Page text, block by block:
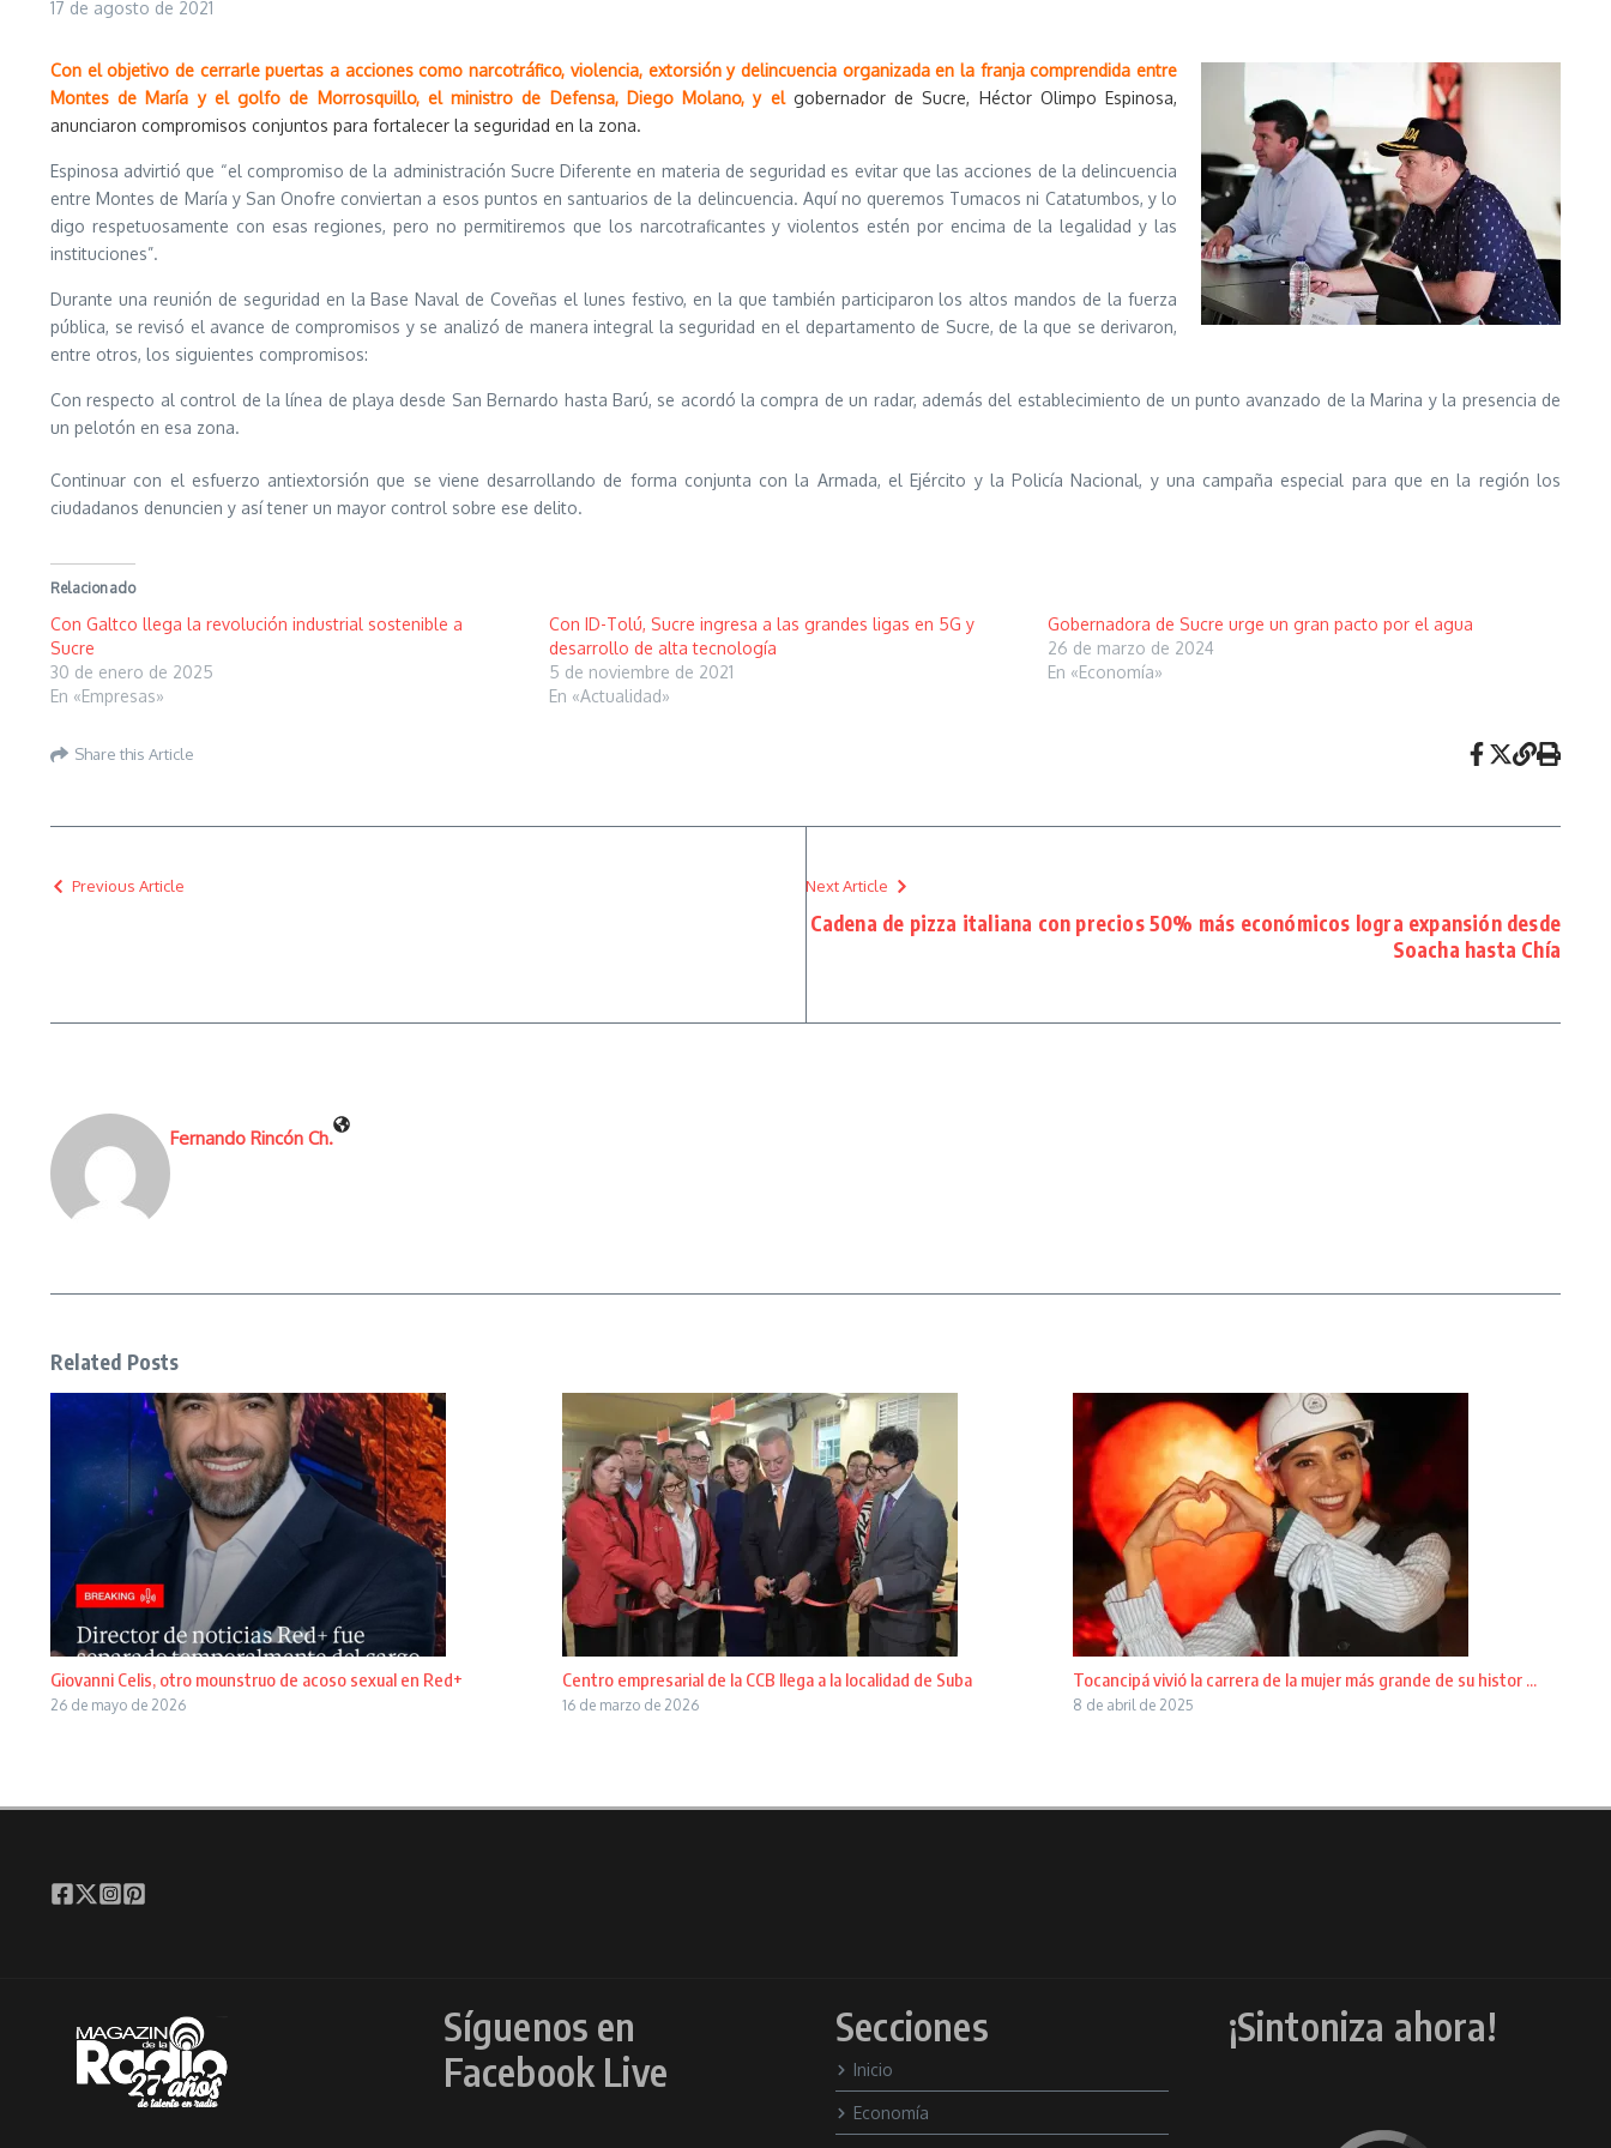
17 de agosto de 2021
Con el objetivo de cerrarle puertas a acciones como narcotráfico, violencia, extorsión y delincuencia organizada en la franja comprendida entre
Montes de María y el golfo de Morrosquillo, el ministro de Defensa, Diego Molano, y el gobernador de Sucre, Héctor Olimpo Espinosa,
anunciaron compromisos conjuntos para fortalecer la seguridad en la zona.
Espinosa advirtió que “el compromiso de la administración Sucre Diferente en materia de seguridad es evitar que las acciones de la delincuencia
entre Montes de María y San Onofre conviertan a esos puntos en santuarios de la delincuencia. Aquí no queremos Tumacos ni Catatumbos, y lo
digo respetuosamente con esas regiones, pero no permitiremos que los narcotraficantes y violentos estén por encima de la legalidad y las
instituciones”.
Durante una reunión de seguridad en la Base Naval de Coveñas el lunes festivo, en la que también participaron los altos mandos de la fuerza
pública, se revisó el avance de compromisos y se analizó de manera integral la seguridad en el departamento de Sucre, de la que se derivaron,
entre otros, los siguientes compromisos:
Con respecto al control de la línea de playa desde San Bernardo hasta Barú, se acordó la compra de un radar, además del establecimiento de un punto avanzado de la Marina y la presencia de
un pelotón en esa zona.
Continuar con el esfuerzo antiextorsión que se viene desarrollando de forma conjunta con la Armada, el Ejército y la Policía Nacional, y una campaña especial para que en la región los
ciudadanos denuncien y así tener un mayor control sobre ese delito.
Relacionado
Con Galtco llega la revolución industrial sostenible a
Sucre
30 de enero de 2025
En «Empresas»
Con ID-Tolú, Sucre ingresa a las grandes ligas en 5G y
desarrollo de alta tecnología
5 de noviembre de 2021
En «Actualidad»
Gobernadora de Sucre urge un gran pacto por el agua
26 de marzo de 2024
En «Economía»
Share this Article
Previous Article Next Article
Cadena de pizza italiana con precios 50% más económicos logra expansión desde
Soacha hasta Chía
Fernando Rincón Ch.
Related Posts
Giovanni Celis, otro mounstruo de acoso sexual en Red+
26 de mayo de 2026
Centro empresarial de la CCB llega a la localidad de Suba
16 de marzo de 2026
Tocancipá vivió la carrera de la mujer más grande de su histor ...
8 de abril de 2025
Síguenos en
Facebook Live
Secciones
Inicio
Economía
¡Sintoniza ahora!